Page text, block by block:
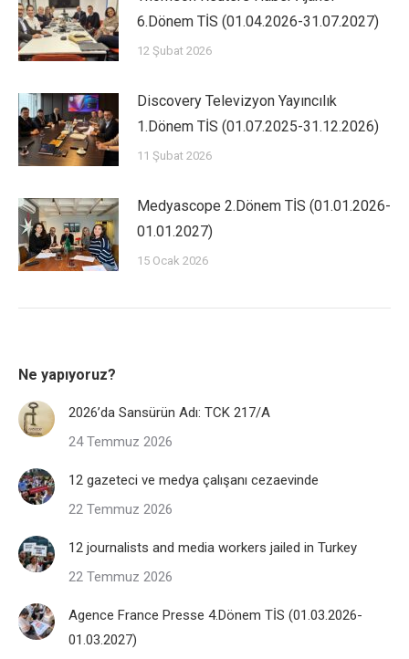
6.Dönem TİS (01.04.2026-31.07.2027)
12 Şubat 2026
Discovery Televizyon Yayıncılık
1.Dönem TİS (01.07.2025-31.12.2026)
11 Şubat 2026
Medyascope 2.Dönem TİS (01.01.2026-
01.01.2027)
15 Ocak 2026
Ne yapıyoruz?
2026’da Sansürün Adı: TCK 217/A
24 Temmuz 2026
12 gazeteci ve medya çalışanı cezaevinde
22 Temmuz 2026
12 journalists and media workers jailed in Turkey
22 Temmuz 2026
Agence France Presse 4.Dönem TİS (01.03.2026-
01.03.2027)